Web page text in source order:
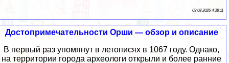
03 08 2026 4:38:11
Достопримечательности Орши — обзор и описание
В первый раз упомянут в летописях в 1067 году. Однако,
на территории города археологи открыли и более ранние